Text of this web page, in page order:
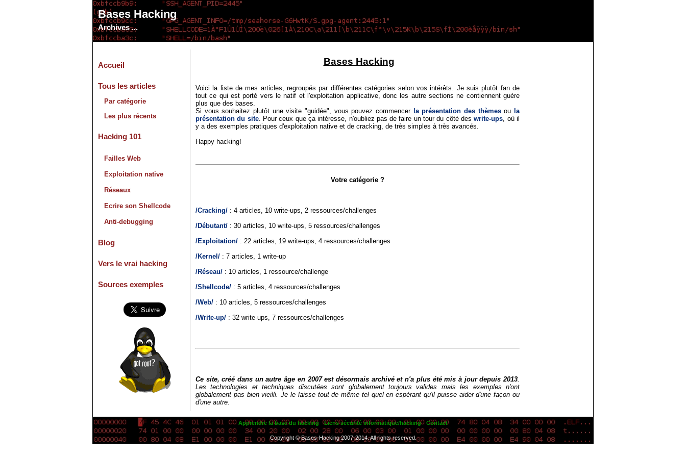
Bases Hacking
Archives ...
Accueil
Tous les articles
Par catégorie
Les plus récents
Hacking 101
Failles Web
Exploitation native
Réseaux
Ecrire son Shellcode
Anti-debugging
Blog
Vers le vrai hacking
Sources exemples
Bases Hacking
Voici la liste de mes articles, regroupés par différentes catégories selon vos intérêts. Je suis plutôt fan de
tout ce qui est porté vers le natif et l'exploitation applicative, donc les autre sections ne contiennent guère
plus que des bases.
Si vous souhaitez plutôt une visite "guidée", vous pouvez commencer la présentation des thèmesou
la
présentation du site. Pour ceux que ça intéresse, n'oubliez pas de faire un tour du côté deswrite-ups, où il
y a des exemples pratiques d'exploitation native et de cracking, de très simples à très avancés.
Happy hacking!
Votre catégorie ?
/Cracking/ : 4 articles, 10 write-ups, 2 ressources/challenges
/Débutant/ : 30 articles, 10 write-ups, 5 ressources/challenges
/Exploitation/ : 22 articles, 19 write-ups, 4 ressources/challenges
/Kernel/ : 7 articles, 1 write-up
/Réseau/ : 10 articles, 1 ressource/challenge
/Shellcode/ : 5 articles, 4 ressources/challenges
/Web/ : 10 articles, 5 ressources/challenges
/Write-up/ : 32 write-ups, 7 ressources/challenges
Ce site, créé dans un autre âge en 2007 est désormais archivé et n'a plus été mis à jour depuis 2013
Les technologies et techniques discutées sont globalement toujours valides mais les exemples n'ont
globalement pas bien vieilli. Je le laisse tout de même tel quel en espérant qu'il puisse aider d'une façon ou
d'une autre.
Apprendre la base du hacking -Liens sécurité informatique/hacking- Contact
Copyright © Bases-Hacking 2007-2014. All rights reserved.